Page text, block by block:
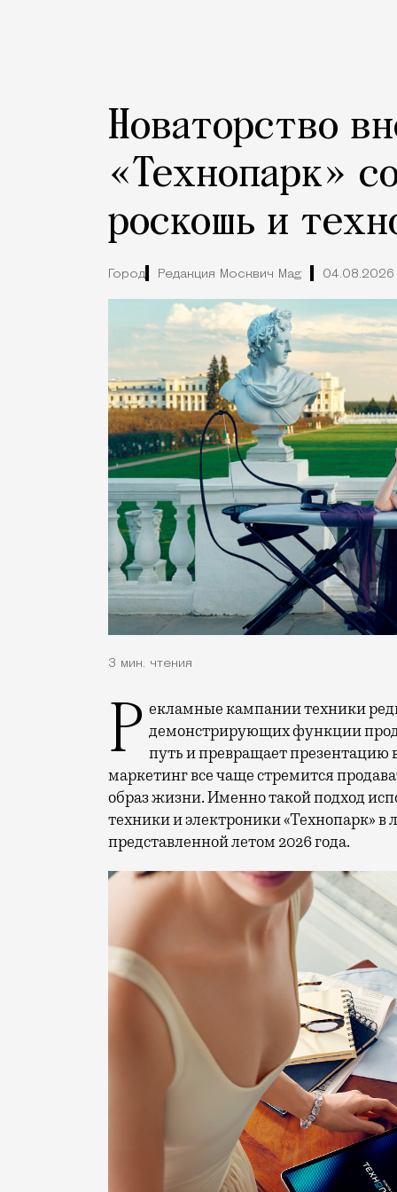
Новаторство
«Технопарк»
роскошь и
Город Редакция Москвич Mag 04.08.2026
3 мин. чтения
Рекламные кампании техники редко выходят за рамки привычных съемок, демонстрирующих функции
путь и превращает презентацию
маркетинг все чаще стремится
образ жизни. Именно такой подход
техники и электроники «Технопарк»
представленной летом 2026 года.